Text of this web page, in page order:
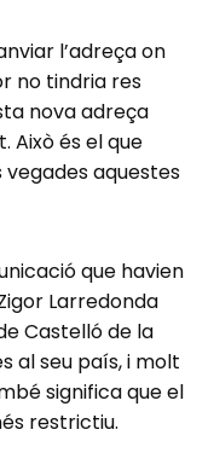
l’adreça on
no tindria res
nova adreça
Això és el que
vegades aquestes
que havien
Larredonda
Castelló de la
al seu país, i molt
significa que el
restrictiu.